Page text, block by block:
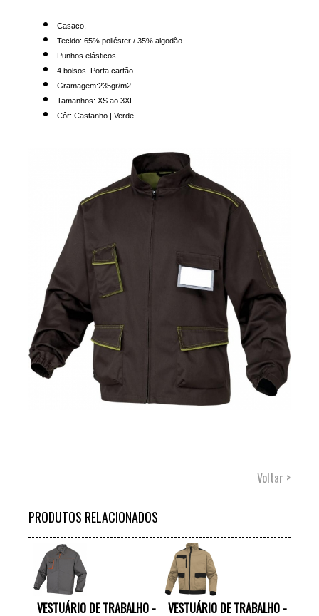
Casaco.
Tecido: 65% poliéster / 35% algodão.
Punhos elásticos.
4 bolsos. Porta cartão.
Gramagem:235gr/m2.
Tamanhos: XS ao 3XL.
Côr: Castanho | Verde.
Voltar >
PRODUTOS RELACIONADOS
VESTUÁRIO DE TRABALHO -
VESTUÁRIO DE TRABALHO -